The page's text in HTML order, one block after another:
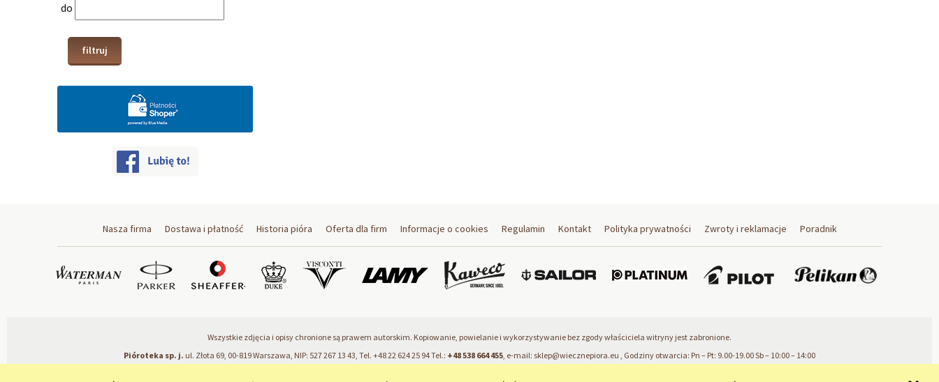
do
filtruj
Nasza firma Dostawa i płatność Historia pióra Oferta dla firm Informacje o cookies Regulamin Kontakt Polityka prywatności Zwroty i reklamacje Poradnik
Wszystkie zdjęcia i opisy chronione są prawem autorskim. Kopiowanie, powielanie i wykorzystywanie bez zgody właściciela witryny jest zabronione.
Pióroteka sp. j. ul. Złota 69, 00-819 Warszawa, NIP: 527 267 13 43, Tel. +48 22 624 25 94Tel.: +48 538 664 455, e-mail: sklep@wiecznepiora.eu , Godziny otwarcia: Pn – Pt: 9.00-19.00 Sb – 10:00 – 14:00